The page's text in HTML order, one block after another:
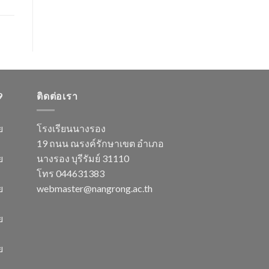
ติดต่อเรา
โรงเรียนนางรอง
19 ถนน ณรงค์รักษาเขต อำเภอ
นางรอง บุรีรัมย์ 31110
โทร 044631383
webmaster@nangrong.ac.th